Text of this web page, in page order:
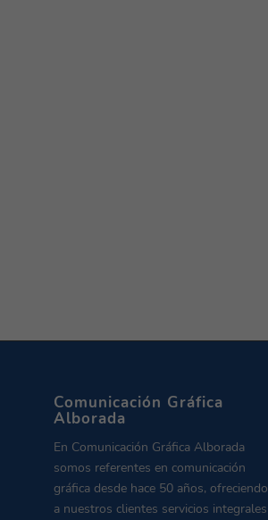
Comunicación Gráfica
Alborada
En Comunicación Gráfica Alborada
somos referentes en comunicación
gráfica desde hace 50 años, ofreciendo
a nuestros clientes servicios integrales